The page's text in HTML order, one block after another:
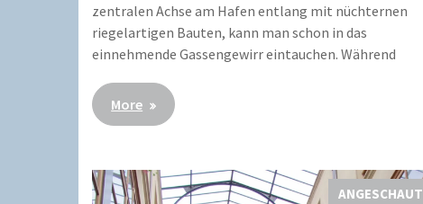
zentralen Achse am Hafen entlang mit nüchternen
riegelartigen Bauten, kann man schon in das
einnehmende Gassengewirr eintauchen. Während
More
ANGESCHAUT